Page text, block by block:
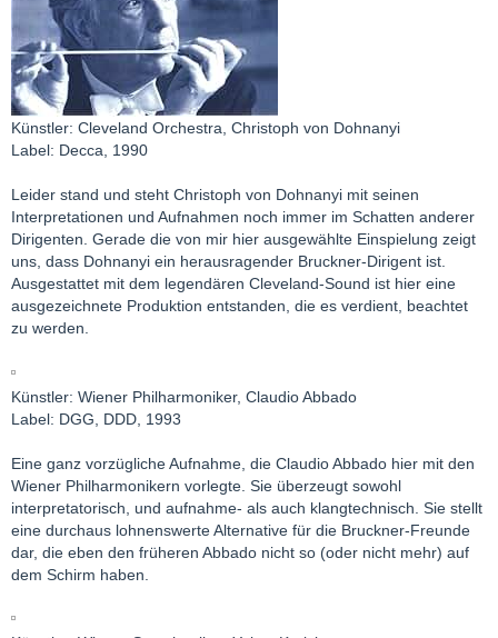
Künstler: Cleveland Orchestra, Christoph von Dohnanyi
Label: Decca, 1990
Leider stand und steht Christoph von Dohnanyi mit seinen
Interpretationen und Aufnahmen noch immer im Schatten anderer
Dirigenten. Gerade die von mir hier ausgewählte Einspielung zeigt
uns, dass Dohnanyi ein herausragender Bruckner-Dirigent ist.
Ausgestattet mit dem legendären Cleveland-Sound ist hier eine
ausgezeichnete Produktion entstanden, die es verdient, beachtet
zu werden.
Künstler: Wiener Philharmoniker, Claudio Abbado
Label: DGG, DDD, 1993
Eine ganz vorzügliche Aufnahme, die Claudio Abbado hier mit den
Wiener Philharmonikern vorlegte. Sie überzeugt sowohl
interpretatorisch, und aufnahme- als auch klangtechnisch. Sie stellt
eine durchaus lohnenswerte Alternative für die Bruckner-Freunde
dar, die eben den früheren Abbado nicht so (oder nicht mehr) auf
dem Schirm haben.